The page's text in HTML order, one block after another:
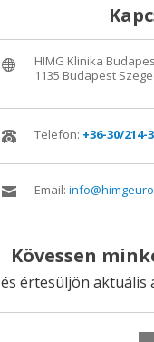
HIMG Klinika
1135 Budapest
Telefon: +36-30/214-
Email:
Kövessen
és értesüljön aktuális